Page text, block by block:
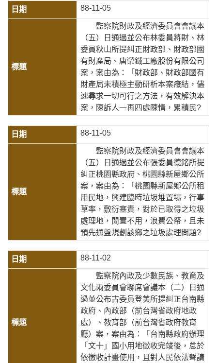
88-11-05
監察院財政及經濟委員會會議本
（五）日通過並公布林委員將財、林
委員秋山所提糾正財政部、財政部國
有財產局、唐榮鐵工廠股份有限公司
案，案由為：「財政部、財政部國有
財產局未積極主動研析本案癥結，儘
速尋求一切可行之方法，有效解決本
案，陳訴人一再四處陳情，累積民?
88-11-05
監察院財政及經濟委員會會議本
（五）日通過並公布張委員德銘所提
糾正桃園縣政府、桃園縣新屋鄉公所
案，案由為：「桃園縣新屋鄉公所租
用民地，興建臨時垃圾堆置場，行事
草率，敷衍塞責，對於已取得之垃圾
處理地，閒置不用，浪費公帑，且未
預先通盤規劃該鄉之垃圾處理問題?
88-11-02
監察院內政及少數民族、教育及
文化兩委員會聯席會議本（二）日通
過並公布古委員登美所提糾正台南縣
政府、內政部（前台灣省政府地政
處）、教育部（前台灣省政府教育
廳）案，案由為：「台南縣政府辦理
「文十」國小用地徵收完竣後，怠於
依徵收計畫使用，且對人民依法聲請